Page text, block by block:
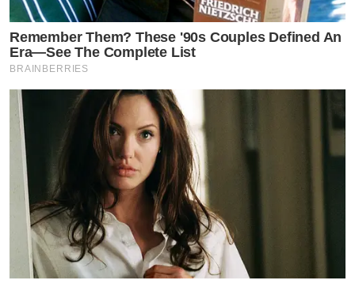
Remember Them? These '90s Couples Defined An
Era—See The Complete List
BRAINBERRIES